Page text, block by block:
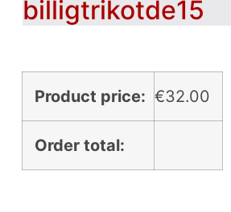
billigtrikotde15
Product price: €32.00
Order total: